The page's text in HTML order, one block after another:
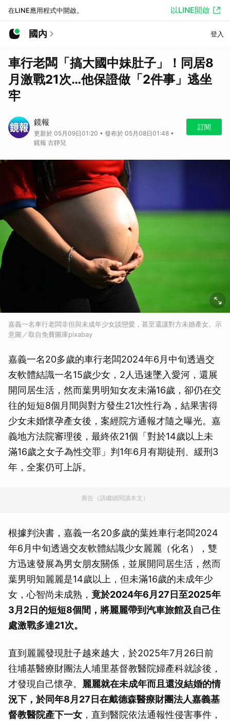
在LINE應用程式中開啟。 以LINE開啟
國內 登入
車行老闆「搞大國中妹肚子」！同居8
月激戰21次…他保證做「2件事」逃坐
牢
鏡報
更新於 05月09日01:20 • 發布於 05月08日01:48 •
鏡報 古靜兒
訂閱
嘉義一名車行老闆非但與未成年少女談戀愛，甚至還讓對方未婚產女。示
意圖／取自免費圖庫pixabay
嘉義一名20多歲的車行老闆2024年6月中旬透過交
友軟體結識一名15歲少女，2人迅速墜入愛河，還展
開同居生活，然而葉男明知女友未滿16歲，卻仍在交
往的短短8個月間與對方發生21次性行為，結果害得
少女未婚懷孕產女後，案經院方通報才隨之曝光。嘉
義地方法院審理後，最終依21個「對於14歲以上未
滿16歲之女子為性交罪」判1年6月有期徒刑、緩刑3
年，全案仍可上訴。
廣告（請繼續閱讀本文）
根據判決書，嘉義一名20多歲的葉姓車行老闆2024
年6月中旬透過交友軟體結識少女麗麗（化名），雙
方迅速發展為男女朋友關係，並展開同居生活，然而
葉男明知麗麗是14歲以上，但未滿16歲的未成年少
女，心智尚未成熟， 竟於2024年6月27日至2025年
3月2日的短短8個間，將麗麗帶到汽車旅館及自己住
處激戰多達21次。
直到麗麗發現肚子越來越大，於2025年7月26日前
往埔基醫療財團法人埔里基督教醫院婦產科就診後，
才發現自己懷孕。 麗麗就在未成年而且還沒結婚的情
況下，於同年8月27日在戴德森醫療財團法人嘉義基
督教醫院產下一女 ，直到醫院依法通報性侵害事件，